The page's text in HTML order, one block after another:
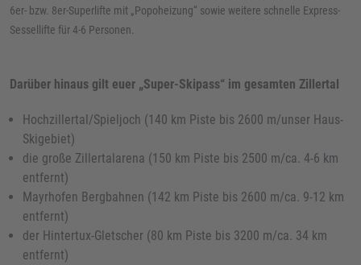
6er- bzw. 8er-Superlifte mit „Popoheizung“ sowie weitere schnelle Express-
Sessellifte für 4-6 Personen.
Darüber hinaus gilt euer „Super-Skipass“ im gesamten Zillertal
Hochzillertal/Spieljoch (140 km Piste bis 2600 m/unser Haus-
Skigebiet)
die große Zillertalarena (150 km Piste bis 2500 m/ca. 4-6 km
entfernt)
Mayrhofen Bergbahnen (142 km Piste bis 2600 m/ca. 9-12 km
entfernt)
der Hintertux-Gletscher (80 km Piste bis 3200 m/ca. 34 km
entfernt)